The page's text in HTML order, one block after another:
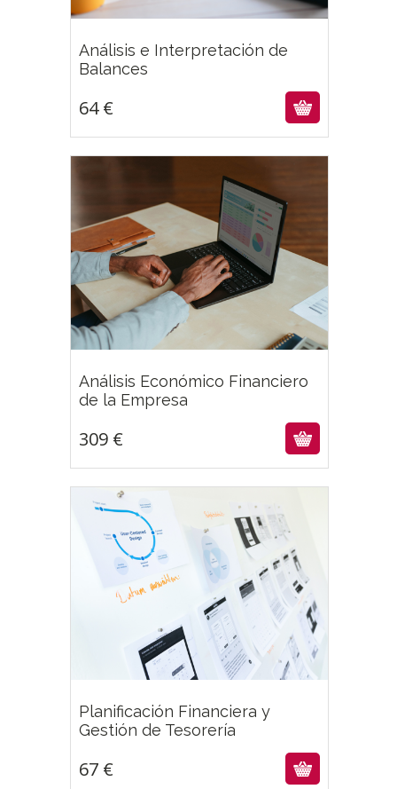
Análisis e Interpretación de
Balances
64€
64
Análisis Económico Financiero
de la Empresa
309 €
309€
Planificación Financiera y
Gestión de Tesorería
67 €
67€